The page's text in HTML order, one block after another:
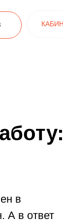
в
А в ответ